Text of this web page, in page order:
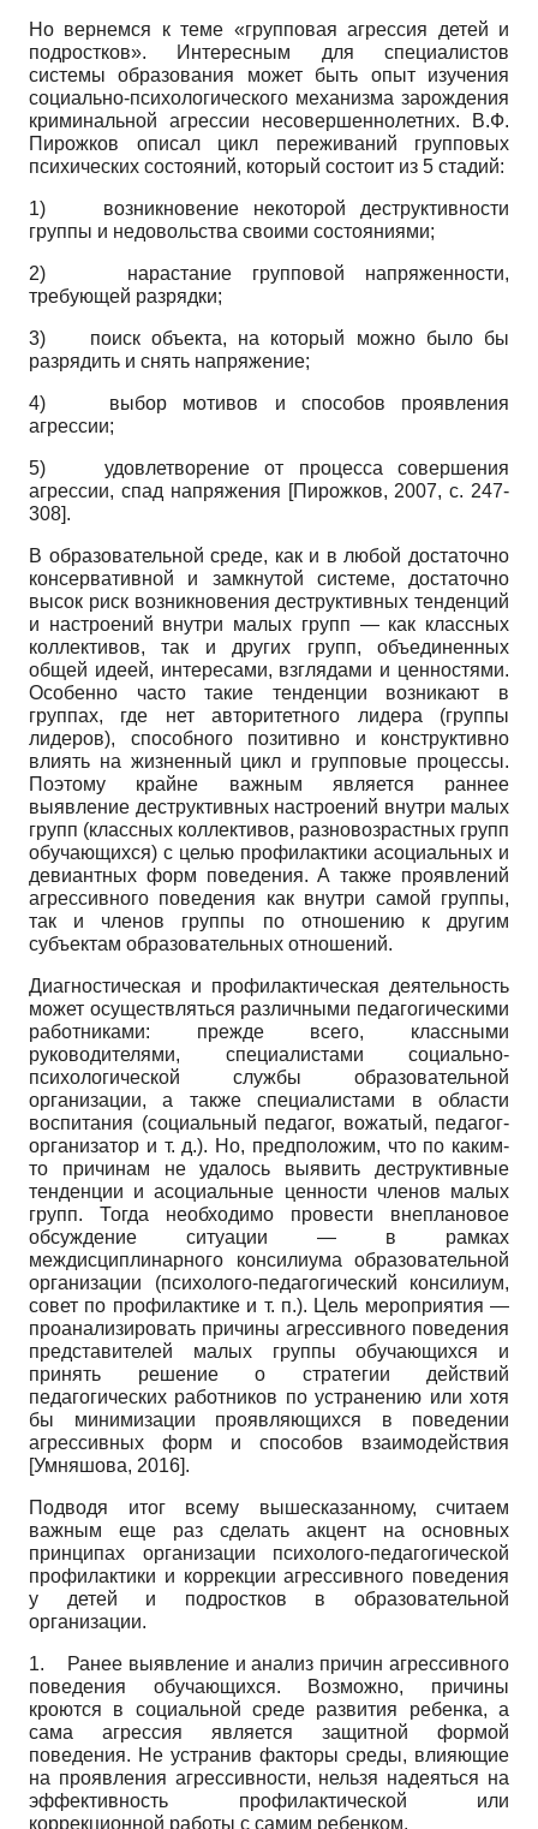
Но вернемся к теме «групповая агрессия детей и
подростков». Интересным для специалистов
системы образования может быть опыт изучения
социально-психологического механизма зарождения
криминальной агрессии несовершеннолетних. В.Ф.
Пирожков описал цикл переживаний групповых
психических состояний, который состоит из 5 стадий:
1) возникновение некоторой деструктивности
группы и недовольства своими состояниями;
2) нарастание групповой напряженности,
требующей разрядки;
3) поиск объекта, на который можно было бы
разрядить и снять напряжение;
4) выбор мотивов и способов проявления
агрессии;
5)удовлетворение от процесса совершения
агрессии, спад напряжения [Пирожков, 2007, с. 247-
308].
В образовательной среде, как и в любой достаточно
консервативной и замкнутой системе, достаточно
высок риск возникновения деструктивных тенденций
и настроений внутри малых групп — как классных
коллективов, так и других групп, объединенных
общей идеей, интересами, взглядами и ценностями.
Особенно часто такие тенденции возникают в
группах, где нет авторитетного лидера (группы
лидеров), способного позитивно и конструктивно
влиять на жизненный цикл и групповые процессы.
Поэтому крайне важным является раннее
выявление деструктивных настроений внутри малых
групп (классных коллективов, разновозрастных групп
обучающихся) с целью профилактики асоциальных и
девиантных форм поведения. А также проявлений
агрессивного поведения как внутри самой группы,
так и членов группы по отношению к другим
субъектам образовательных отношений.
Диагностическая и профилактическая деятельность
может осуществляться различными педагогическими
работниками: прежде всего, классными
руководителями, специалистами социально-
психологической службы образовательной
организации, а также специалистами в области
воспитания (социальный педагог, вожатый, педагог-
организатор и т. д.). Но, предположим, что по каким-
то причинам не удалось выявить деструктивные
тенденции и асоциальные ценности членов малых
групп. Тогда необходимо провести внеплановое
обсуждение ситуации — в рамках
междисциплинарного консилиума образовательной
организации (психолого-педагогический консилиум,
совет по профилактике и т. п.). Цель мероприятия —
проанализировать причины агрессивного поведения
представителей малых группы обучающихся и
принять решение о стратегии действий
педагогических работников по устранению или хотя
бы минимизации проявляющихся в поведении
агрессивных форм и способов взаимодействия
[Умняшова, 2016].
Подводя итог всему вышесказанному, считаем
важным еще раз сделать акцент на основных
принципах организации психолого-педагогической
профилактики и коррекции агрессивного поведения
у детей и подростков в образовательной
организации.
1.
Ранее выявление и анализ причин агрессивного
поведения обучающихся. Возможно, причины
кроются в социальной среде развития ребенка, а
сама агрессия является защитной формой
поведения. Не устранив факторы среды, влияющие
на проявления агрессивности, нельзя надеяться на
эффективность профилактической или
коррекционной работы с самим ребенком.